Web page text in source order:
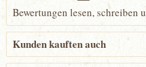
Bewertungen lesen, schreiben
Kunden kauften auch